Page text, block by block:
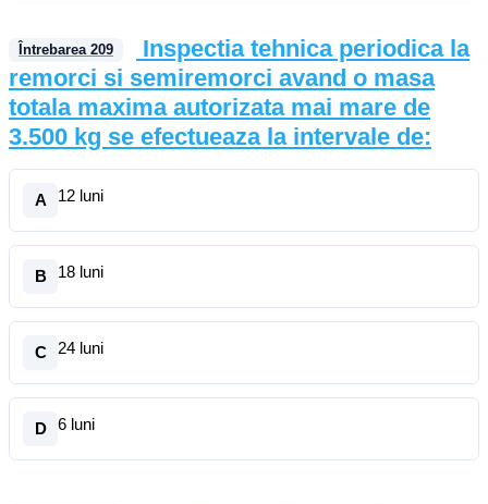
Întrebarea 209
Inspectia tehnica periodica la
remorci si semiremorci avand o masa
totala maxima autorizata mai mare de
3.500 kg se efectueaza la intervale de:
A 12 luni
B 18 luni
C 24 luni
D 6 luni